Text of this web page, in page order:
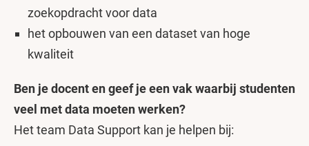
zoekopdracht voor data
het opbouwen van een dataset van hoge
kwaliteit
Ben je docent en geef je een vak waarbij studenten
veel met data moeten werken?
Het team Data Support kan je helpen bij: